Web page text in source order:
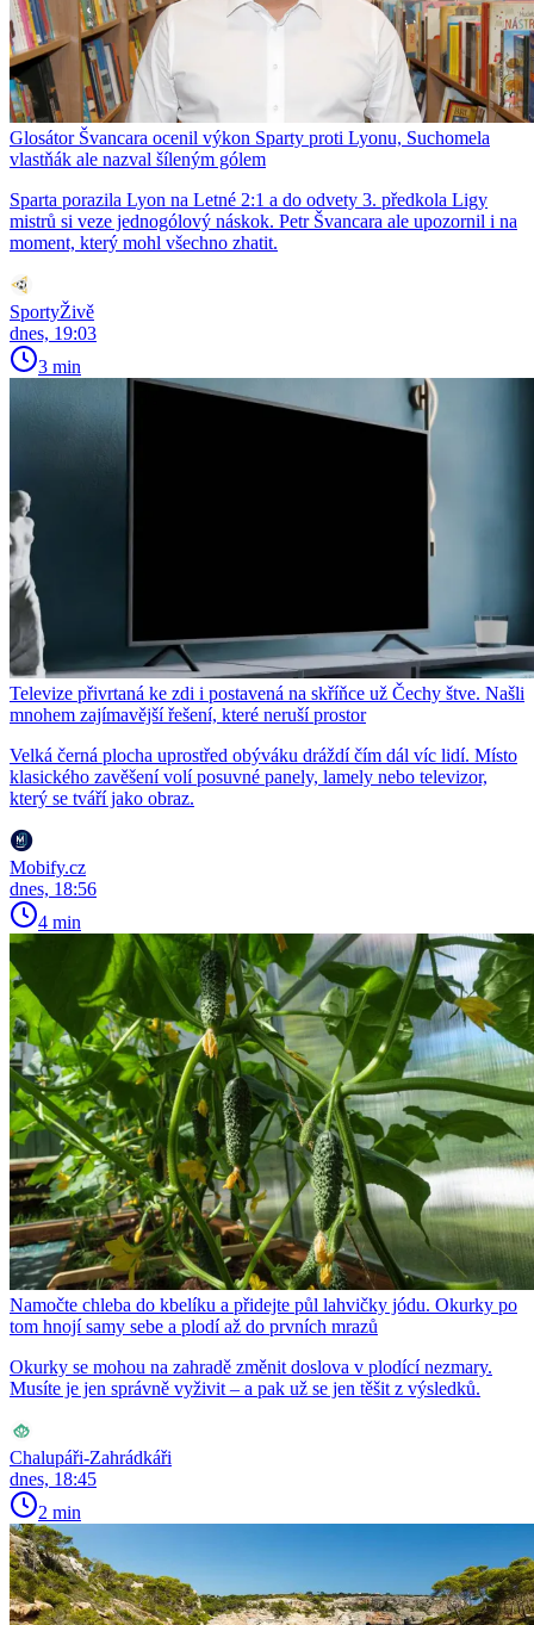
Glosátor Švancara ocenil výkon Sparty proti Lyonu, Suchomela
vlastňák ale nazval šíleným gólem
Sparta porazila Lyon na Letné 2:1 a do odvety 3. předkola Ligy
mistrů si veze jednogólový náskok. Petr Švancara ale upozornil i na
moment, který mohl všechno zhatit.
SportyŽivě
dnes, 19:03
3 min
Televize přivrtaná ke zdi i postavená na skříňce už Čechy štve. Našli
mnohem zajímavější řešení, které neruší prostor
Velká černá plocha uprostřed obýváku dráždí čím dál víc lidí. Místo
klasického zavěšení volí posuvné panely, lamely nebo televizor,
který se tváří jako obraz.
Mobify.cz
dnes, 18:56
4 min
Namočte chleba do kbelíku a přidejte půl lahvičky jódu. Okurky po
tom hnojí samy sebe a plodí až do prvních mrazů
Okurky se mohou na zahradě změnit doslova v plodící nezmary.
Musíte je jen správně vyživit – a pak už se jen těšit z výsledků.
Chalupáři-Zahrádkáři
dnes, 18:45
2 min